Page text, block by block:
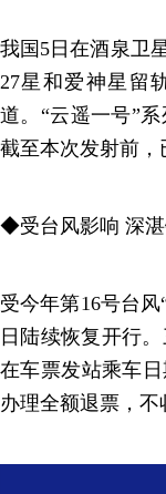
我国5日在酒泉卫
27星和爱神星留
道。“云遥一号”
截至本次发射前，
◆受台风影响 深
受今年第16号台
日陆续恢复开行
在车票发站乘车
办理全额退票，不